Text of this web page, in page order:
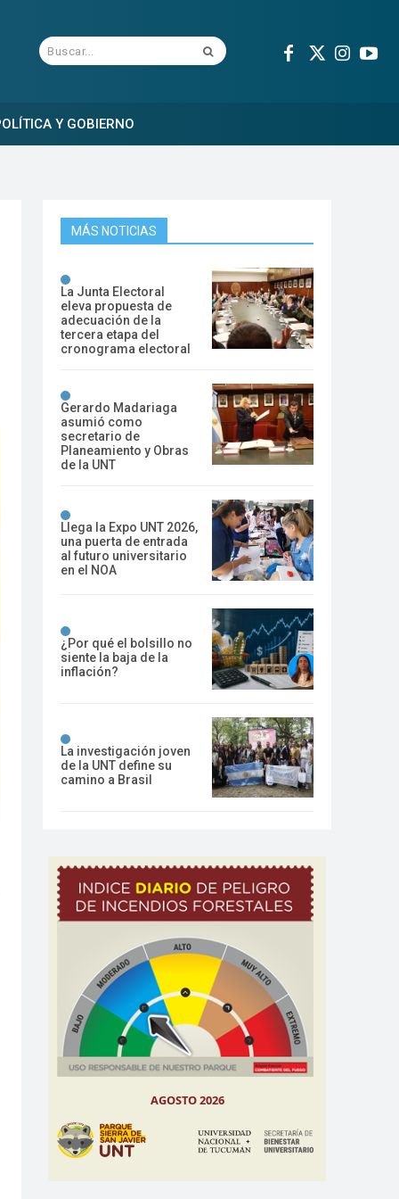
Buscar...
Y GOBIERNO
MÁS NOTICIAS
La Junta Electoral
eleva propuesta de
adecuación de la
tercera etapa del
cronograma electoral
Gerardo Madariaga
asumió como
secretario de
Planeamiento y Obras
de la UNT
Llega la Expo UNT 2026,
una puerta de entrada
al futuro universitario
en el NOA
¿Por qué el bolsillo no
siente la baja de la
inflación?
La investigación joven
de la UNT define su
camino a Brasil